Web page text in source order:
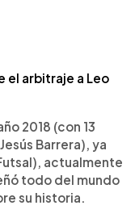
el arbitraje a Leo
2018 (con 13
Barrera), ya
actualmente
todo del mundo
su historia.